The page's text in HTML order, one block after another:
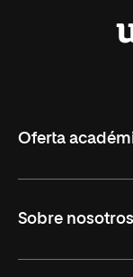
Oferta
Maestrías
Sobre nosotros